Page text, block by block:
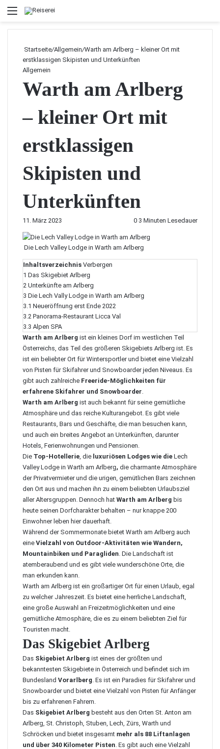
Menü
Startseite/Allgemein/Warth am Arlberg – kleiner Ort mit
erstklassigen Skipisten und Unterkünften
Allgemein
Warth am Arlberg
– kleiner Ort mit
erstklassigen
Skipisten und
Unterkünften
11. März 2023 0 3 Minuten Lesedauer
Die Lech Valley Lodge in Warth am Arlberg
Inhaltsverzeichnis Verbergen
1 Das Skigebiet Arlberg
2 Unterkünfte am Arlberg
3 Die Lech Vally Lodge in Warth am Arlberg
3.1 Neueröffnung erst Ende 2022
3.2 Panorama-Restaurant Licca Val
3.3 Alpen SPA
Warth am Arlberg ist ein kleines Dorf im westlichen Teil
Österreichs, das Teil des größeren Skigebiets Arlberg ist. Es
ist ein beliebter Ort für Wintersportler und bietet eine Vielzahl
von Pisten für Skifahrer und Snowboarder jeden Niveaus. Es
gibt auch zahlreiche Freeride-Möglichkeiten für
erfahrene Skifahrer und Snowboarder.
Warth am Arlberg ist auch bekannt für seine gemütliche
Atmosphäre und das reiche Kulturangebot. Es gibt viele
Restaurants, Bars und Geschäfte, die man besuchen kann,
und auch ein breites Angebot an Unterkünften, darunter
Hotels, Ferienwohnungen und Pensionen.
Die Top-Hotellerie, die luxuriösen Lodges wie die Lech
Valley Lodge in Warth am Arlberg, die charmante Atmosphäre
der Privatvermieter und die urigen, gemütlichen Bars zeichnen
den Ort aus und machen ihn zu einem beliebten Urlaubsziel
aller Altersgruppen. Dennoch hat Warth am Arlberg bis
heute seinen Dorfcharakter behalten – nur knappe 200
Einwohner leben hier dauerhaft.
Während der Sommermonate bietet Warth am Arlberg auch
eine Vielzahl von Outdoor-Aktivitäten wie Wandern,
Mountainbiken und Paragliden. Die Landschaft ist
atemberaubend und es gibt viele wunderschöne Orte, die
man erkunden kann.
Warth am Arlberg ist ein großartiger Ort für einen Urlaub, egal
zu welcher Jahreszeit. Es bietet eine herrliche Landschaft,
eine große Auswahl an Freizeitmöglichkeiten und eine
gemütliche Atmosphäre, die es zu einem beliebten Ziel für
Touristen macht.
Das Skigebiet Arlberg
Das Skigebiet Arlberg ist eines der größten und
bekanntesten Skigebiete in Österreich und befindet sich im
Bundesland Vorarlberg. Es ist ein Paradies für Skifahrer und
Snowboarder und bietet eine Vielzahl von Pisten für Anfänger
bis zu erfahrenen Fahrern.
Das Skigebiet Arlberg besteht aus den Orten St. Anton am
Arlberg, St. Christoph, Stuben, Lech, Zürs, Warth und
Schröcken und bietet insgesamt mehr als 88 Liftanlagen
und über 340 Kilometer Pisten. Es gibt auch eine Vielzahl